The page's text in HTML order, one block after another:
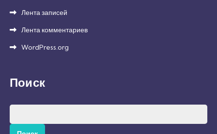
Лента записей
Лента комментариев
WordPress.org
Поиск